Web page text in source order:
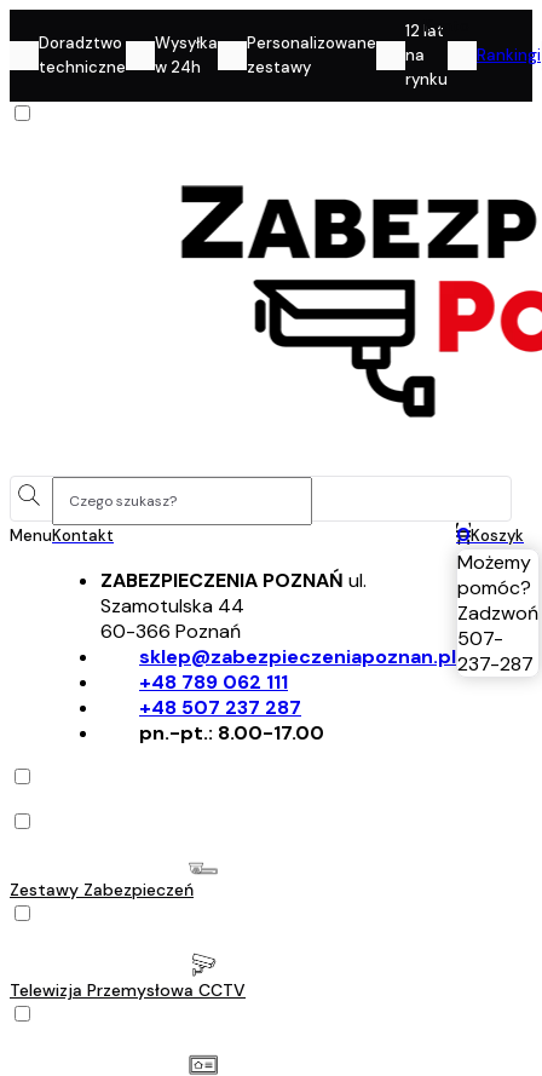
Doradztwo
techniczne
Wysyłka
w 24h
Personalizowane
zestawy
12 lat
na
rynku
Rankingi
MenuKontakt
ZABEZPIECZENIA POZNAŃ ul.
Szamotulska 44
60-366 Poznań
sklep@zabezpieczeniapoznan.pl
+48 789 062 111
+48 507 237 287
pn.-pt.: 8.00-17.00
Konto
0Koszyk
Możemy
pomóc?
Zadzwoń
507-
237-287
Zestawy Zabezpieczeń
Telewizja Przemysłowa CCTV